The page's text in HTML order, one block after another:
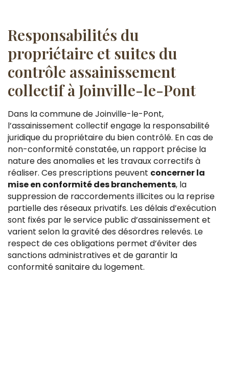
Responsabilités du
propriétaire et suites du
contrôle assainissement
collectif à Joinville-le-Pont
Dans la commune de Joinville-le-Pont,
l’assainissement collectif engage la responsabilité
juridique du propriétaire du bien contrôlé. En cas de
non-conformité constatée, un rapport précise la
nature des anomalies et les travaux correctifs à
réaliser. Ces prescriptions peuvent concerner la
mise en conformité des branchements, la
suppression de raccordements illicites ou la reprise
partielle des réseaux privatifs. Les délais d’exécution
sont fixés par le service public d’assainissement et
varient selon la gravité des désordres relevés. Le
respect de ces obligations permet d’éviter des
sanctions administratives et de garantir la
conformité sanitaire du logement.